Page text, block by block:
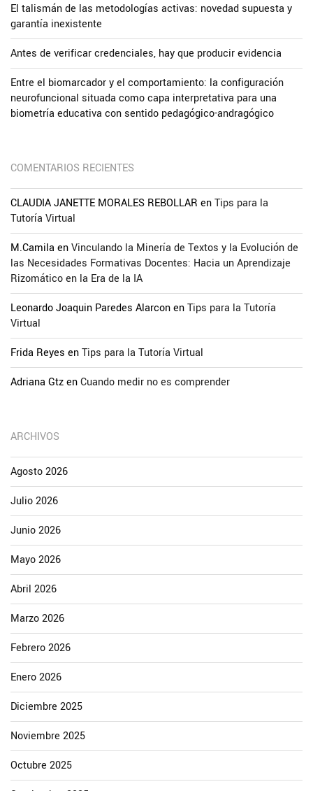
El talismán de las metodologías activas: novedad supuesta y
garantía inexistente
Antes de verificar credenciales, hay que producir evidencia
Entre el biomarcador y el comportamiento: la configuración
neurofuncional situada como capa interpretativa para una
biometría educativa con sentido pedagógico-andragógico
COMENTARIOS RECIENTES
CLAUDIA JANETTE MORALES REBOLLAR enTips para la
Tutoría Virtual
M.Camila enVinculando la Minería de Textos y la Evolución de
las Necesidades Formativas Docentes: Hacia un Aprendizaje
Rizomático en la Era de la IA
Leonardo Joaquin Paredes AlarconenTips para la Tutoría
Virtual
Frida Reyes enTips para la Tutoría Virtual
Adriana GtzenCuando medir no es comprender
ARCHIVOS
Agosto 2026
Julio 2026
Junio 2026
Mayo 2026
Abril 2026
Marzo 2026
Febrero 2026
Enero 2026
Diciembre 2025
Noviembre 2025
Octubre 2025